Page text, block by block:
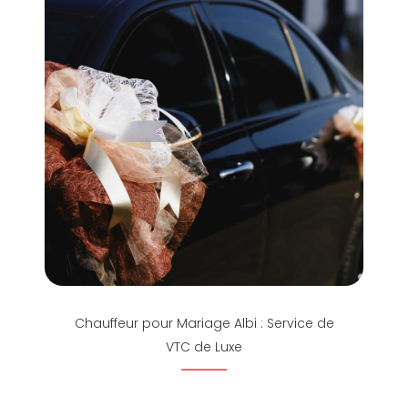
Chauffeur pour Mariage Albi : Service de
VTC de Luxe